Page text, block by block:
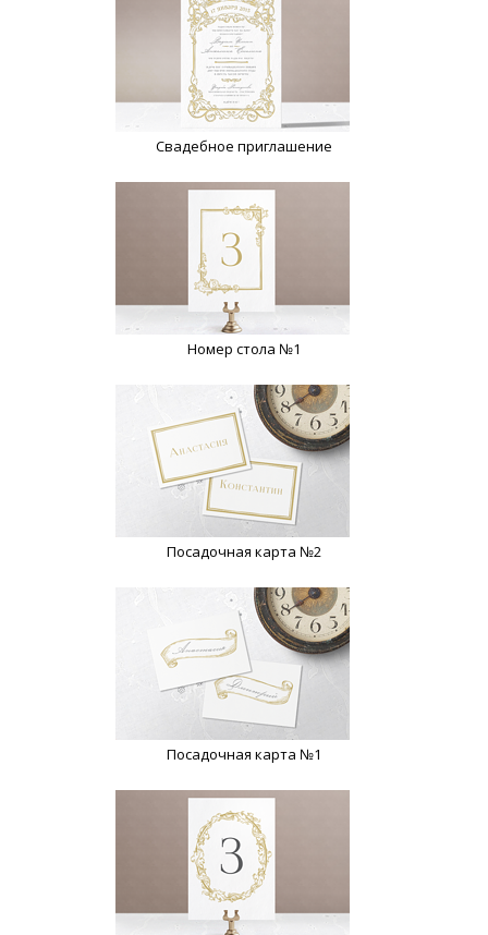
Свадебное приглашение
Номер стола №1
Посадочная карта №2
Посадочная карта №1